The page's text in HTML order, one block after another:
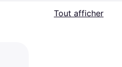
Tout afficher